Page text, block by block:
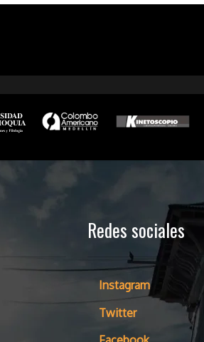
Redes sociales
Instagram
Twitter